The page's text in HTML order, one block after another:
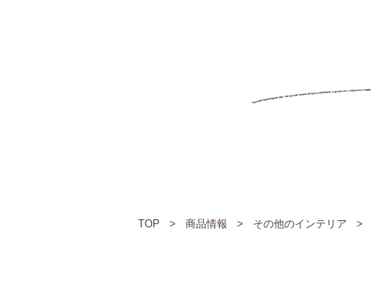
TOP 商品情報 その他のインテリア